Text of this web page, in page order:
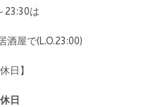
23:30は
酒屋で(L.O.23:00)
日】
日